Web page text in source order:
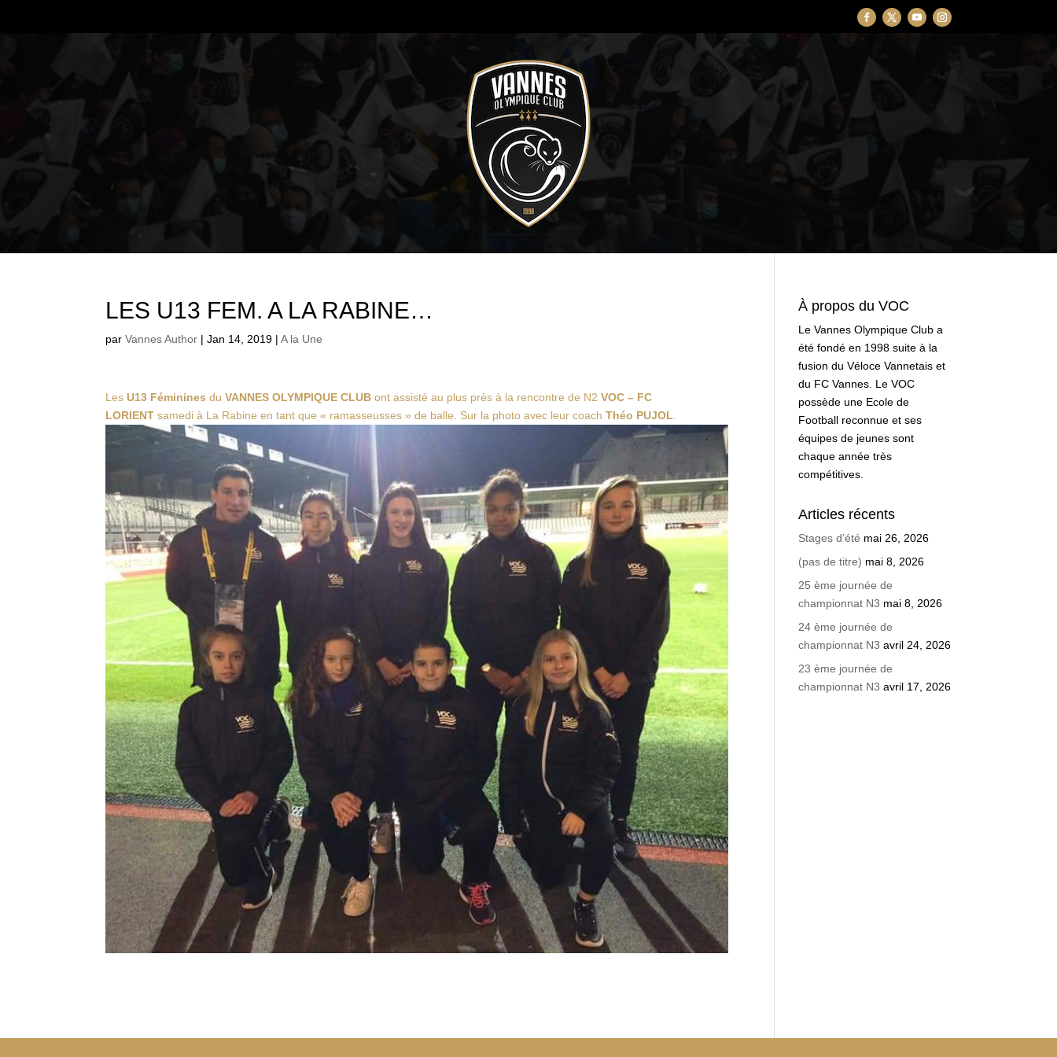
LES U13 FEM. A LA RABINE…
parVannes Author |Jan 14, 2019 |A la Une
LesU13 Féminines duVANNES OLYMPIQUE CLUB ont assisté au plus près à la rencontre de N2VOC – FC
LORIENT samedi à La Rabine en tant que « ramasseusses » de balle. Sur la photo avec leur coachThéo PUJOL.
À propos du VOC
Le Vannes Olympique Club a
été fondé en 1998 suite à la
fusion du Véloce Vannetais et
du FC Vannes. Le VOC
possède une Ecole de
Football reconnue et ses
équipes de jeunes sont
chaque année très
compétitives.
Articles récents
Stages d’été mai 26, 2026
(pas de titre) mai 8, 2026
25 ème journée de
championnat N3 mai 8, 2026
24 ème journée de
championnat N3 avril 24, 2026
23 ème journée de
championnat N3 avril 17, 2026